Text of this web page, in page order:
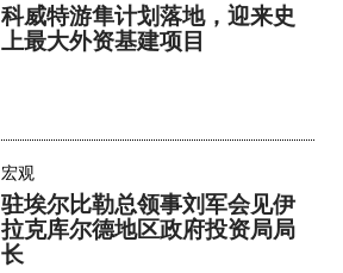
科威特游隼计划落地，迎来史
上最大外资基建项目
宏观
驻埃尔比勒总领事刘军会见伊
拉克库尔德地区政府投资局局
长